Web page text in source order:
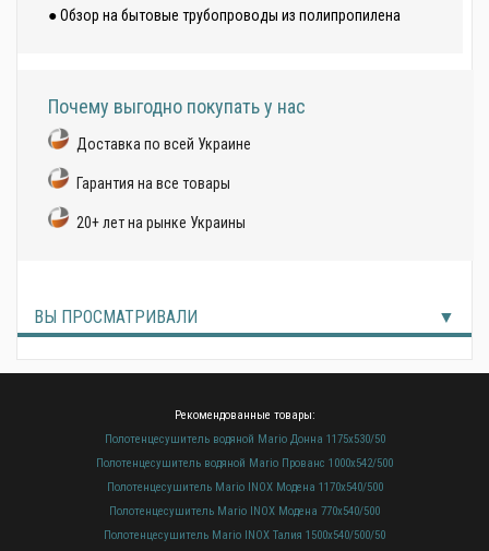
● Обзор на бытовые трубопроводы из полипропилена
Почему выгодно покупать у нас
Доставка по всей Украине
Гарантия на все товары
20+ лет на рынке Украины
ВЫ ПРОСМАТРИВАЛИ
Рекомендованные товары:
Полотенцесушитель водяной Mario Донна 1175х530/50
Полотенцесушитель водяной Mario Прованс 1000х542/500
Полотенцесушитель Mario INOX Модена 1170х540/500
Полотенцесушитель Mario INOX Модена 770х540/500
Полотенцесушитель Mario INOX Талия 1500х540/500/50